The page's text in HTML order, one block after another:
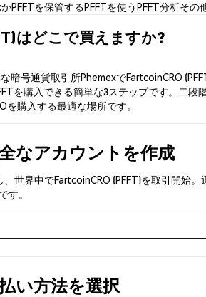
PFFTを保管するPFFTを使うPFFT分析その
はどこで買えますか?
暗号通貨取引所PhemexでFartcoinCRO
を購入できる簡単な3ステップです。二
を購入する最適な場所です。
なアカウントを作成
、世界中でFartcoinCRO (PFFT)を取引開始
す。
い方法を選択